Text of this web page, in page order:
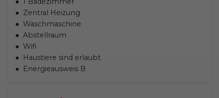
Zentral Heizung
Waschmaschine
Abstellraum
Wifi
Haustiere sind erlaubt
Energieausweis B